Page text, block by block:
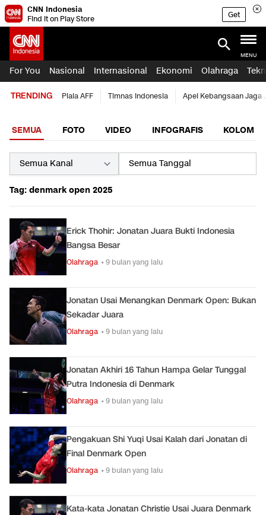
CNN Indonesia
Find it on Play Store
Get
MENU
For You Nasional Internasional Ekonomi Olahraga
TRENDING Piala AFF Timnas Indonesia Apel Kebangsaan Jaga
SEMUA FOTO VIDEO INFOGRAFIS KOLOM
Tag: denmark open 2025
Erick Thohir: Jonatan Juara Bukti Indonesia
Bangsa Besar
Olahraga • 9 bulan yang lalu
Jonatan Usai Menangkan Denmark Open: Bukan
Sekadar Juara
Olahraga • 9 bulan yang lalu
Jonatan Akhiri 16 Tahun Hampa Gelar Tunggal
Putra Indonesia di Denmark
Olahraga • 9 bulan yang lalu
Pengakuan Shi Yuqi Usai Kalah dari Jonatan di
Final Denmark Open
Olahraga • 9 bulan yang lalu
Kata-kata Jonatan Christie Usai Juara Denmark